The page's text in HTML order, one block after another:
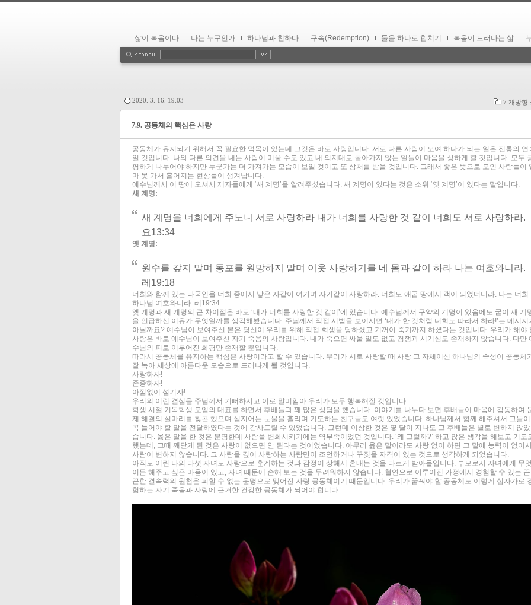
삶이 복음이다 나는 누구인가 하나님과 친하다 구속(Redemption) 둘을 하나로 합치기 복음이 드러나는 삶
7 개방형
2020. 3. 16. 19:03
7.9. 공동체의 핵심은 사랑
공동체가 유지되기 위해서 꼭 필요한 덕목이 있는데 그것은 바로 사랑입니다. 서로 다른 사람이 모여 하나가 되는 일은 진통의 연
일 것입니다. 나와 다른 의견을 내는 사람이 미울 수도 있고 내 의지대로 돌아가지 않는 일들이 마음을 상하게 할 것입니다. 모두
평하게 나누어야 하지만 누군가는 더 가져가는 모습이 보일 것이고 또 상처를 받을 것입니다. 그래서 좋은 뜻으로 모인 사람들이
마 못 가서 흩어지는 현상들이 생겨납니다.
예수님께서 이 땅에 오셔서 제자들에게 ‘새 계명’을 알려주셨습니다. 새 계명이 있다는 것은 소위 ‘옛 계명’이 있다는 말입니다.
새 계명:
새 계명을 너희에게 주노니 서로 사랑하라 내가 너희를 사랑한 것 같이 너희도 서로 사랑하라.
요13:34
옛 계명:
원수를 갚지 말며 동포를 원망하지 말며 이웃 사랑하기를 네 몸과 같이 하라 나는 여호와니라.
레19:18
너희와 함께 있는 타국인을 너희 중에서 낳은 자같이 여기며 자기같이 사랑하라. 너희도 애굽 땅에서 객이 되었더니라. 나는 너희
하나님 여호와니라. 레19:34
옛 계명과 새 계명의 큰 차이점은 바로 ‘내가 너희를 사랑한 것 같이’에 있습니다. 예수님께서 구약의 계명이 있음에도 굳이 새 계
을 언급하신 이유가 무엇일까를 생각해봤습니다. 주님께서 직접 시범을 보이시면 ‘내가 한 것처럼 너희도 따라서 하라!’는 메시지
아닐까요? 예수님이 보여주신 본은 당신이 우리를 위해 직접 희생을 당하셨고 기꺼이 죽기까지 하셨다는 것입니다. 우리가 해야
사랑은 바로 예수님이 보여주신 자기 죽음의 사랑입니다. 내가 죽으면 싸울 일도 없고 경쟁과 시기심도 존재하지 않습니다. 다만
수님의 피로 이루어진 화평만 존재할 뿐입니다.
따라서 공동체를 유지하는 핵심은 사랑이라고 할 수 있습니다. 우리가 서로 사랑할 때 사랑 그 자체이신 하나님의 속성이 공동체
잘 녹아 세상에 아름다운 모습으로 드러나게 될 것입니다.
사랑하자!
존중하자!
아낌없이 섬기자!
우리의 이런 결심을 주님께서 기뻐하시고 이로 말미암아 우리가 모두 행복해질 것입니다.
학생 시절 기독학생 모임의 대표를 하면서 후배들과 꽤 많은 상담을 했습니다. 이야기를 나누다 보면 후배들이 마음에 감동하여
제 해결의 실마리를 찾곤 했으며 심지어는 눈물을 흘리며 기도하는 친구들도 여럿 있었습니다. 하나님께서 함께 해주셔서 그들이
꼭 들어야 할 말을 전달하였다는 것에 감사드릴 수 있었습니다. 그런데 이상한 것은 몇 달이 지나도 그 후배들은 별로 변하지 않았
습니다. 옳은 말을 한 것은 분명한데 사람을 변화시키기에는 역부족이었던 것입니다. ‘왜 그럴까?’ 하고 많은 생각을 해보고 기도
했는데, 그때 깨닫게 된 것은 사랑이 없으면 안 된다는 것이었습니다. 아무리 옳은 말이라도 사랑 없이 하면 그 말에 능력이 없어
사람이 변하지 않습니다. 그 사람을 깊이 사랑하는 사람만이 조언하거나 꾸짖을 자격이 있는 것으로 생각하게 되었습니다.
아직도 어린 나의 다섯 자녀도 사랑으로 훈계하는 것과 감정이 상해서 혼내는 것을 다르게 받아들입니다. 부모로서 자녀에게 무
이든 해주고 싶은 마음이 있고, 자녀 때문에 손해 보는 것을 두려워하지 않습니다. 혈연으로 이루어진 가정에서 경험할 수 있는 끈
끈한 결속력의 원천은 피할 수 없는 운명으로 맺어진 사랑 공동체이기 때문입니다. 우리가 꿈꿔야 할 공동체도 이렇게 십자가로
험하는 자기 죽음과 사랑에 근거한 건강한 공동체가 되어야 합니다.